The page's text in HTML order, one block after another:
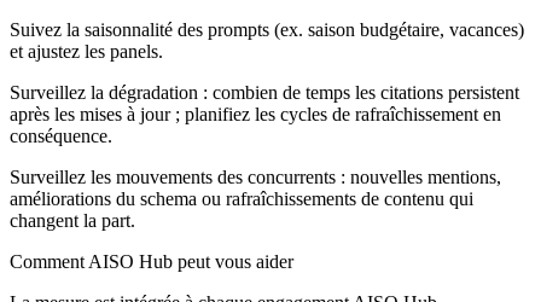
Suivez la saisonnalité des prompts (ex. saison budgétaire, vacances)
et ajustez les panels.
Surveillez la dégradation : combien de temps les citations persistent
après les mises à jour ; planifiez les cycles de rafraîchissement en
conséquence.
Surveillez les mouvements des concurrents : nouvelles mentions,
améliorations du schema ou rafraîchissements de contenu qui
changent la part.
Comment AISO Hub peut vous aider